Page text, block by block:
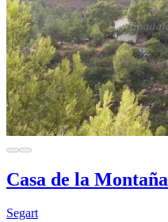
Casa de la Montaña
Segart